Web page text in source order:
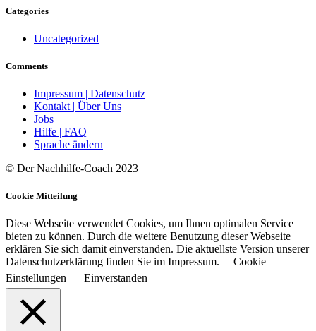
Categories
Uncategorized
Comments
Impressum | Datenschutz
Kontakt | Über Uns
Jobs
Hilfe | FAQ
Sprache ändern
© Der Nachhilfe-Coach 2023
Cookie Mitteilung
Diese Webseite verwendet Cookies, um Ihnen optimalen Service
bieten zu können. Durch die weitere Benutzung dieser Webseite
erklären Sie sich damit einverstanden. Die aktuellste Version unserer
Datenschutzerklärung finden Sie im Impressum.
Cookie
Einstellungen
Einverstanden